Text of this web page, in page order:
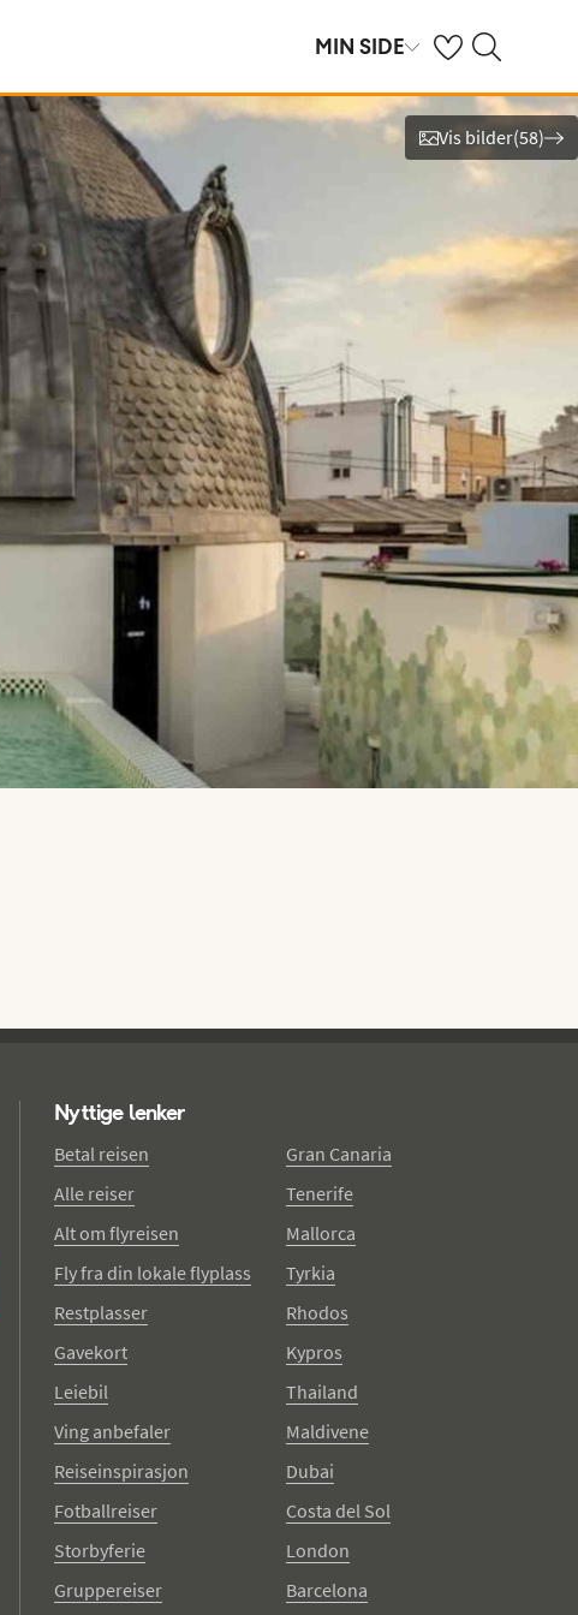
MIN SIDE Se dine sparte
Søk på ving.no
Vis bilder(58)
Nyttige lenker
Betal reisen
Alle reiser
Alt om flyreisen
Fly fra din lokale flyplass
Restplasser
Gavekort
Leiebil
Ving anbefaler
Reiseinspirasjon
Fotballreiser
Storbyferie
Gruppereiser
Gran Canaria
Tenerife
Mallorca
Tyrkia
Rhodos
Kypros
Thailand
Maldivene
Dubai
Costa del Sol
London
Barcelona